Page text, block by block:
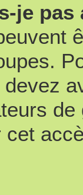
je
cet